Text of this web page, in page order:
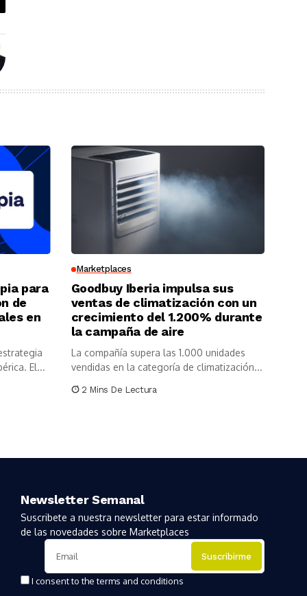
para
de
en
El...
Marketplaces
Goodbuy Iberia impulsa sus
ventas de climatización con un
crecimiento del 1.200% durante
la campaña de aire
La compañía supera las 1.000 unidades
vendidas en la categoría de climatización...
2 Mins De Lectura
Newsletter Semanal
Suscribete a nuestra newsletter para estar informado
de las novedades sobre Marketplaces
I consent to the terms and conditions